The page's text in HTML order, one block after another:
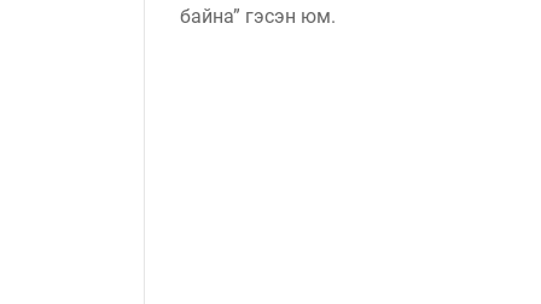
байна” гэсэн юм.